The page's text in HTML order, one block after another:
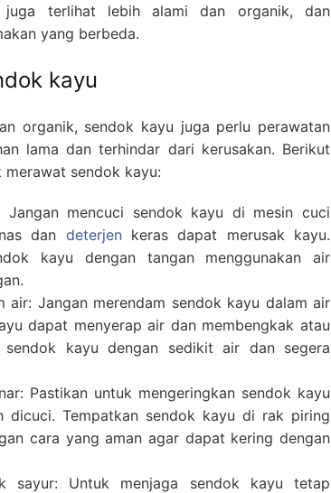
terlihat lebih alami dan organik, dan
yang berbeda.
kayu
organik, sendok kayu juga perlu perawatan
lama dan terhindar dari kerusakan. Berikut
sendok kayu:
Jangan mencuci sendok kayu di mesin cuci
dan deterjenkeras dapat merusak kayu.
kayu dengan tangan menggunakan air
air: Jangan merendam sendok kayu dalam air
dapat menyerap air dan membengkak atau
sendok kayu dengan sedikit air dan segera
Pastikan untuk mengeringkan sendok kayu
dicuci. Tempatkan sendok kayu di rak piring
cara yang aman agar dapat kering dengan
sayur: Untuk menjaga sendok kayu tetap